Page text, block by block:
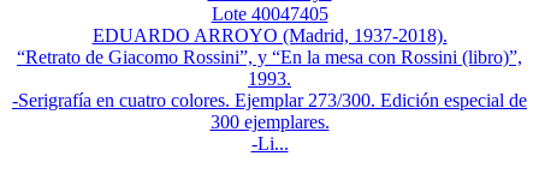
Lote 40047405
EDUARDO ARROYO (Madrid, 1937-2018).
“Retrato de Giacomo Rossini”, y “En la mesa con Rossini (libro)”,
1993.
-Serigrafía en cuatro colores. Ejemplar 273/300. Edición especial de
300 ejemplares.
-Li...